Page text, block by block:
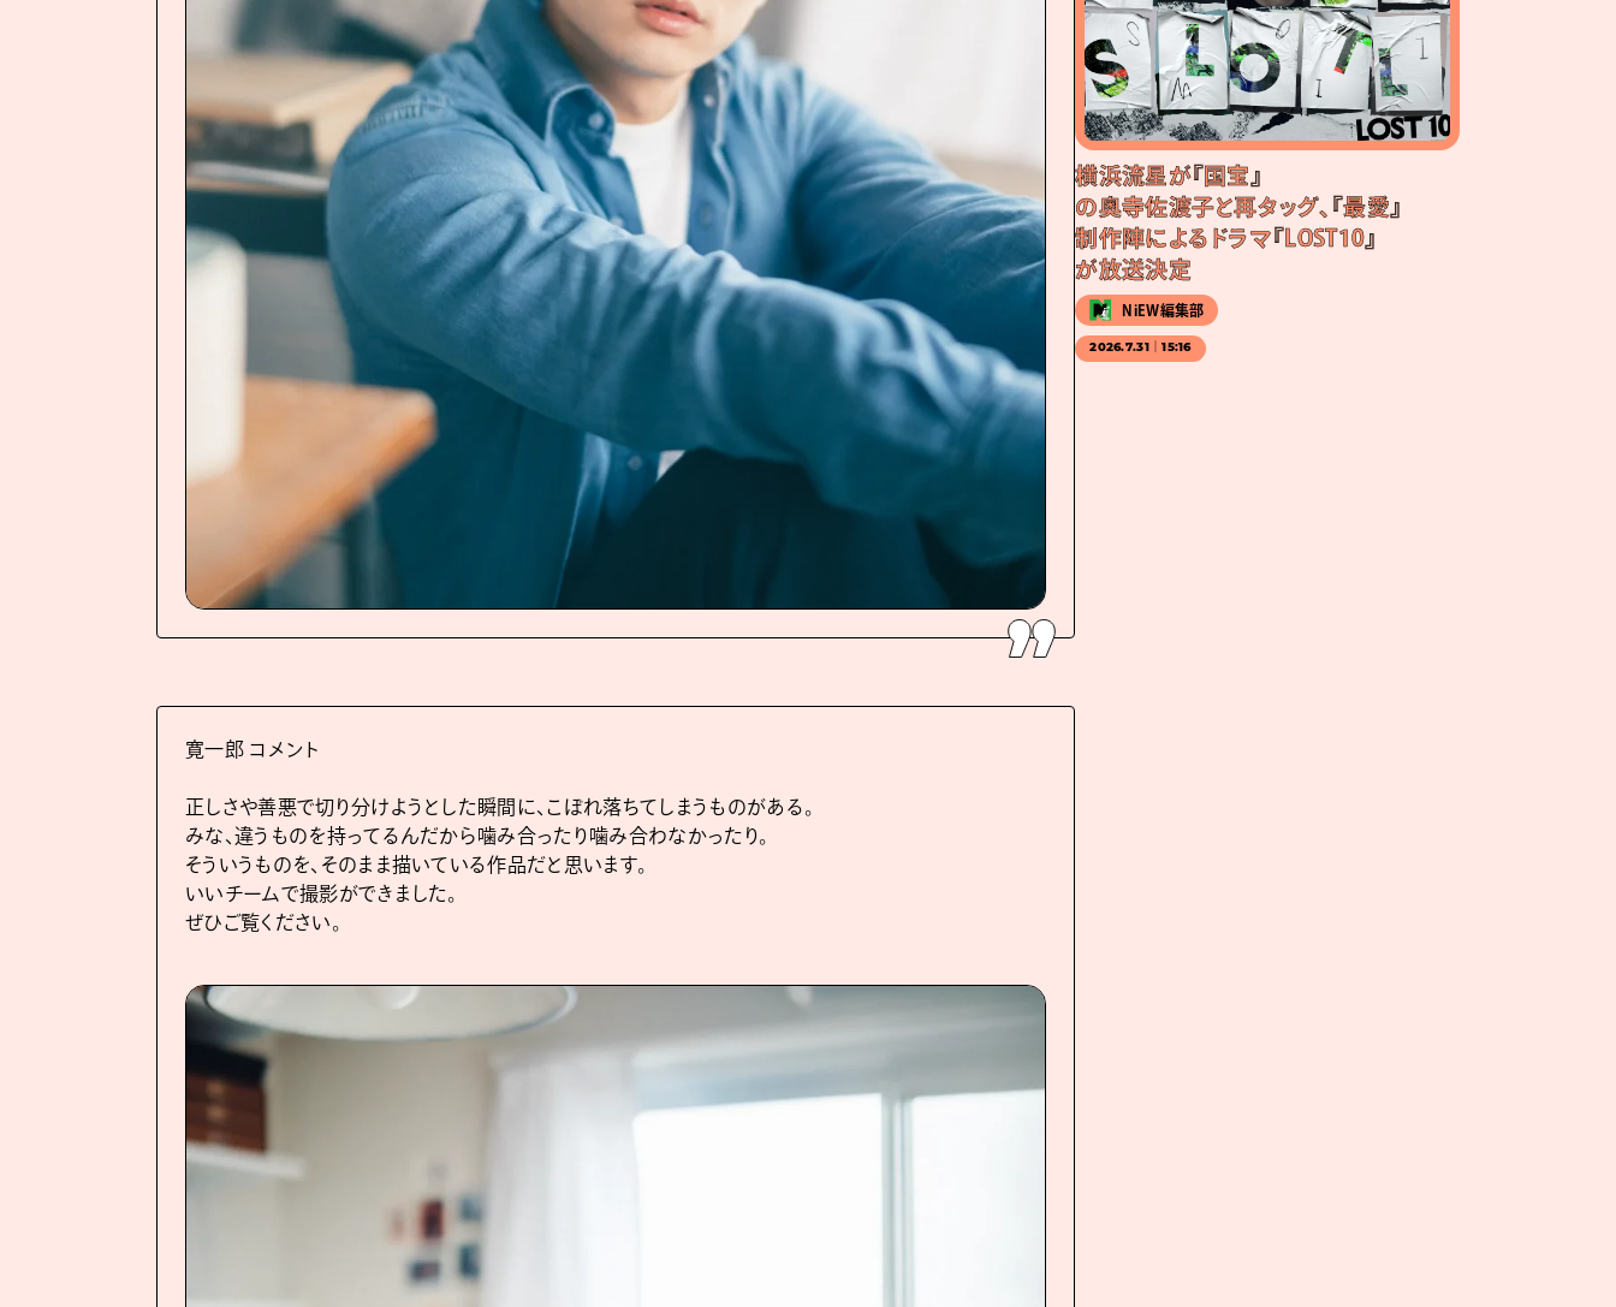
寛⼀郎 コメント
正しさや善悪で切り分けようとした瞬間に、こぼれ落ちてしまうものがある。
みな、違うものを持ってるんだから噛み合ったり噛み合わなかったり。
そういうものを、そのまま描いている作品だと思います。
いいチームで撮影ができました。
ぜひご覧ください。
横浜流星が『国宝』
の奥寺佐渡子と再タッグ、『最愛』
制作陣によるドラマ『LOST10』
が放送決定
NiEW編集部
2026.7.31｜15:16